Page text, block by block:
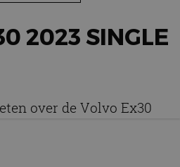
2023 SINGLE
over de Volvo Ex30